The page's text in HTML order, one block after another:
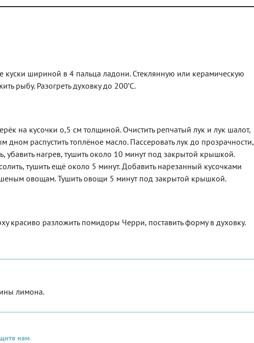
шириной в 4 пальца ладони. Стеклянную или керамическую
рыбу. Разогреть духовку до 200’C.
на кусочки о,5 см толщиной. Очистить репчатый лук и лук шалот,
распустить топлёное масло. Пассеровать лук до прозрачности,
нагрев, тушить около 10 минут под закрытой крышкой.
тушить ещё около 5 минут. Добавить нарезанный кусочками
овощам. Тушить овощи 5 минут под закрытой крышкой.
красиво разложить помидоры Черри, поставить форму в духовку.
лимона.
нам.